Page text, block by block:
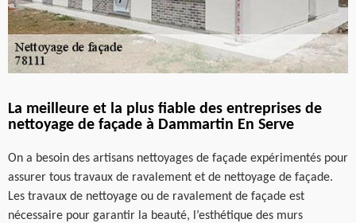
La meilleure et la plus fiable des entreprises de
nettoyage de façade à Dammartin En Serve
On a besoin des artisans nettoyages de façade expérimentés pour
assurer tous travaux de ravalement et de nettoyage de façade.
Les travaux de nettoyage ou de ravalement de façade est
nécessaire pour garantir la beauté, l’esthétique des murs